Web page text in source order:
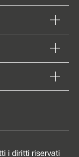
i diritti riservati